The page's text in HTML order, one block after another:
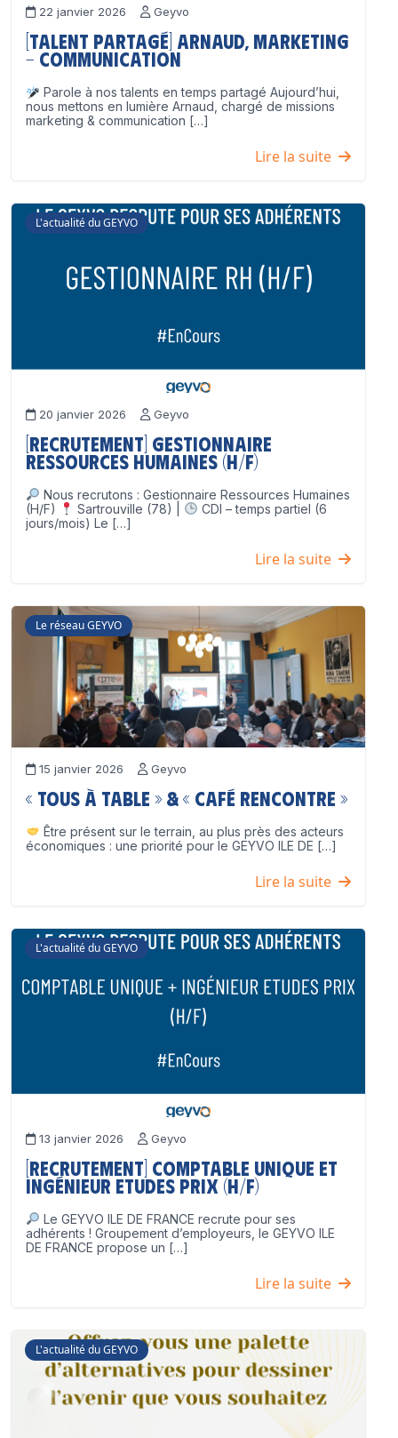
22 janvier 2026 Geyvo
[Talent partagé] Arnaud, Marketing
– Communication
Parole à nos talents en temps partagé Aujourd’hui,
nous mettons en lumière Arnaud, chargé de missions
marketing & communication […]
Lire la suite
L'actualité du GEYVO
20 janvier 2026 Geyvo
[Recrutement] Gestionnaire
Ressources Humaines (H/F)
Nous recrutons : Gestionnaire Ressources Humaines
(H/F)
Sartrouville (78) |
CDI – temps partiel (6
jours/mois) Le […]
Lire la suite
Le réseau GEYVO
15 janvier 2026 Geyvo
« Tous à table » & « Café Rencontre »
Être présent sur le terrain, au plus près des acteurs
économiques : une priorité pour le GEYVO ILE DE […]
Lire la suite
L'actualité du GEYVO
13 janvier 2026 Geyvo
[Recrutement] Comptable unique et
Ingénieur Etudes Prix (H/F)
Le GEYVO ILE DE FRANCE recrute pour ses
adhérents ! Groupement d’employeurs, le GEYVO ILE
DE FRANCE propose un […]
Lire la suite
L'actualité du GEYVO